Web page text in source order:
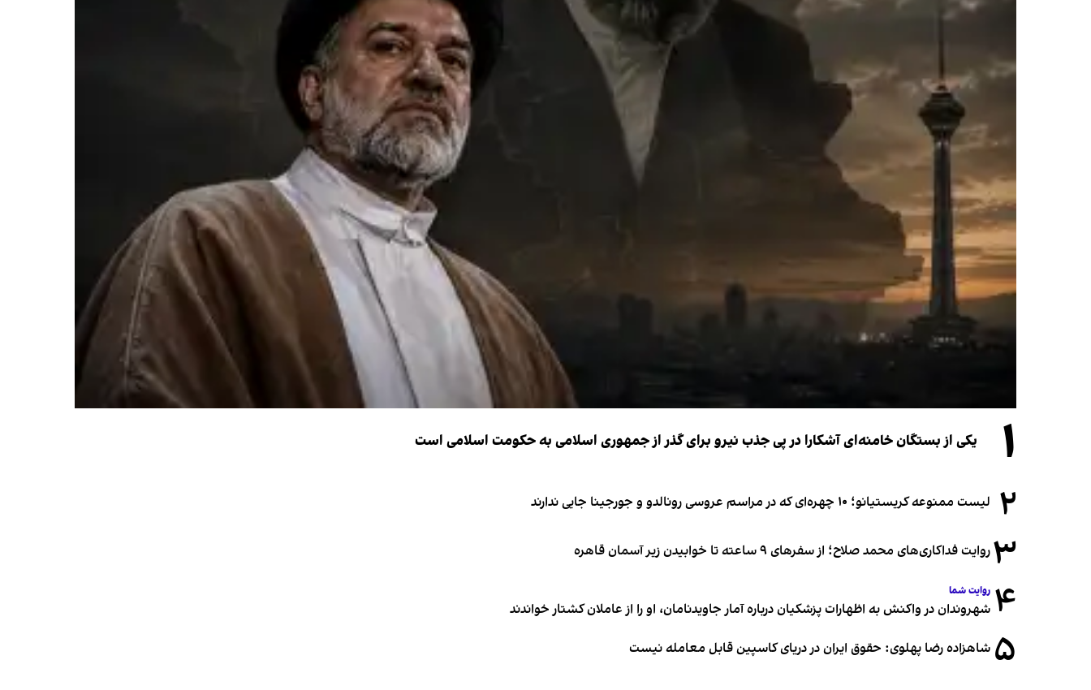
۱ یکی از بستگان خامنه‌ای آشکارا در پی جذب نیرو برای گذر از جمهوری اسلامی به حکومت اسلامی است
۲ لیست ممنوعه کریستیانو؛ ۱۰ چهره‌ای که در مراسم عروسی رونالدو و جورجینا جایی ندارند
۳روایت فداکاری‌های محمد صلاح؛ از سفرهای ۹ ساعته تا خوابیدن زیر آسمان قاهره
۴ روایت شما
شهروندان در واکنش به اظهارات پزشکیان درباره آمار جاویدنامان، او را از عاملان کشتار خواندند
۵ شاهزاده رضا پهلوی: حقوق ایران در دریای کاسپین قابل معامله نیست